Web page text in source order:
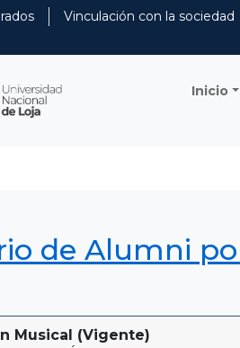
Vinculación con la sociedad
Inicio
de Alumni
Musical (Vigente)